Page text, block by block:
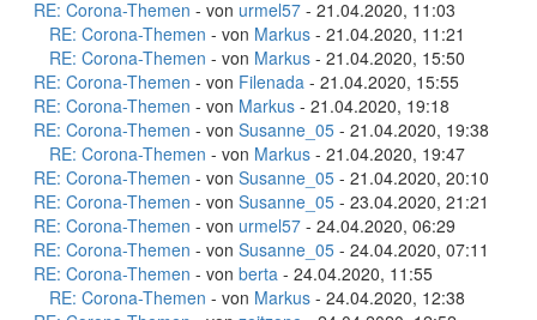
RE: Corona-Themen - von urmel57 - 21.04.2020, 11:03
RE: Corona-Themen - von Markus - 21.04.2020, 11:21
RE: Corona-Themen - von Markus - 21.04.2020, 15:50
RE: Corona-Themen - von Filenada - 21.04.2020, 15:55
RE: Corona-Themen - von Markus - 21.04.2020, 19:18
RE: Corona-Themen - von Susanne_05 - 21.04.2020, 19:38
RE: Corona-Themen - von Markus - 21.04.2020, 19:47
RE: Corona-Themen - von Susanne_05 - 21.04.2020, 20:10
RE: Corona-Themen - von Susanne_05 - 23.04.2020, 21:21
RE: Corona-Themen - von urmel57 - 24.04.2020, 06:29
RE: Corona-Themen - von Susanne_05 - 24.04.2020, 07:11
RE: Corona-Themen - von berta - 24.04.2020, 11:55
RE: Corona-Themen - von Markus - 24.04.2020, 12:38